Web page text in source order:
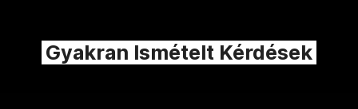
Gyakran Ismételt Kérdések